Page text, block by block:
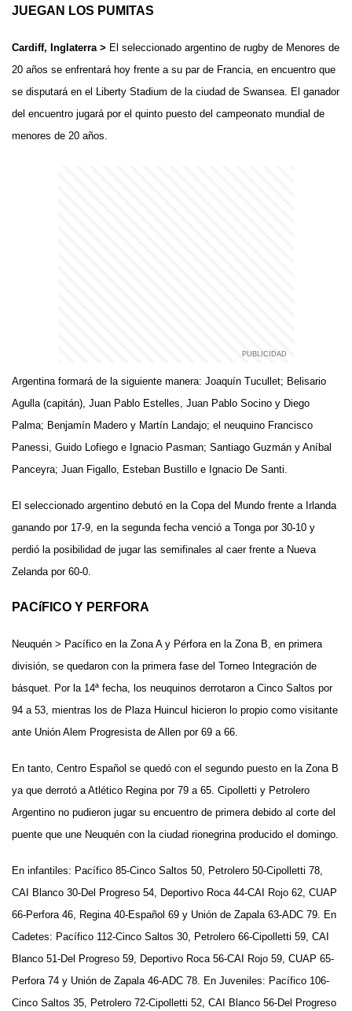
JUEGAN LOS PUMITAS
Cardiff, Inglaterra > El seleccionado argentino de rugby de Menores de
20 años se enfrentará hoy frente a su par de Francia, en encuentro que
se disputará en el Liberty Stadium de la ciudad de Swansea. El ganador
del encuentro jugará por el quinto puesto del campeonato mundial de
menores de 20 años.
Argentina formará de la siguiente manera: Joaquín Tucullet; Belisario
Agulla (capitán), Juan Pablo Estelles, Juan Pablo Socino y Diego
Palma; Benjamín Madero y Martín Landajo; el neuquino Francisco
Panessi, Guido Lofiego e Ignacio Pasman; Santiago Guzmán y Aníbal
Panceyra; Juan Figallo, Esteban Bustillo e Ignacio De Santi.
El seleccionado argentino debutó en la Copa del Mundo frente a Irlanda
ganando por 17-9, en la segunda fecha venció a Tonga por 30-10 y
perdió la posibilidad de jugar las semifinales al caer frente a Nueva
Zelanda por 60-0.
PACíFICO Y PERFORA
Neuquén > Pacífico en la Zona A y Pérfora en la Zona B, en primera
división, se quedaron con la primera fase del Torneo Integración de
básquet. Por la 14ª fecha, los neuquinos derrotaron a Cinco Saltos por
94 a 53, mientras los de Plaza Huincul hicieron lo propio como visitante
ante Unión Alem Progresista de Allen por 69 a 66.
En tanto, Centro Español se quedó con el segundo puesto en la Zona B
ya que derrotó a Atlético Regina por 79 a 65. Cipolletti y Petrolero
Argentino no pudieron jugar su encuentro de primera debido al corte del
puente que une Neuquén con la ciudad rionegrina producido el domingo.
En infantiles: Pacífico 85-Cinco Saltos 50, Petrolero 50-Cipolletti 78,
CAI Blanco 30-Del Progreso 54, Deportivo Roca 44-CAI Rojo 62, CUAP
66-Perfora 46, Regina 40-Español 69 y Unión de Zapala 63-ADC 79. En
Cadetes: Pacífico 112-Cinco Saltos 30, Petrolero 66-Cipolletti 59, CAI
Blanco 51-Del Progreso 59, Deportivo Roca 56-CAI Rojo 59, CUAP 65-
Perfora 74 y Unión de Zapala 46-ADC 78. En Juveniles: Pacífico 106-
Cinco Saltos 35, Petrolero 72-Cipolletti 52, CAI Blanco 56-Del Progreso